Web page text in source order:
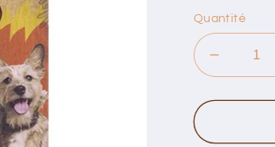
Quantité
Réduire
la
quantité
Soopa